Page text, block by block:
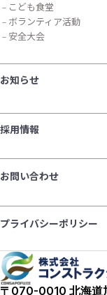
こども食堂
ボランティア活動
安全大会
お知らせ
採用情報
お問い合わせ
プライバシーポリシー
〒070-0010 北海道